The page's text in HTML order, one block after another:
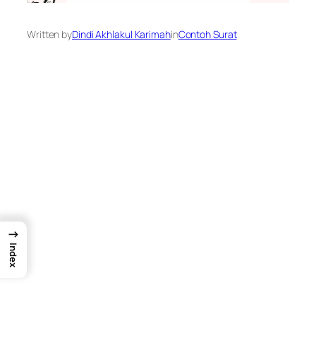
Written byDindi Akhlakul KarimahinContoh Surat
→
Index